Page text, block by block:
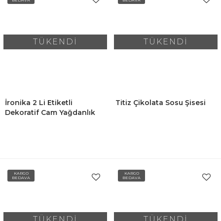
TÜKENDİ
İronika 2 Li Etiketli
Dekoratif Cam Yağdanlık
TÜKENDİ
Titiz Çikolata Sosu Şisesi
KARGO
BEDAVA
KARGO
BEDAVA